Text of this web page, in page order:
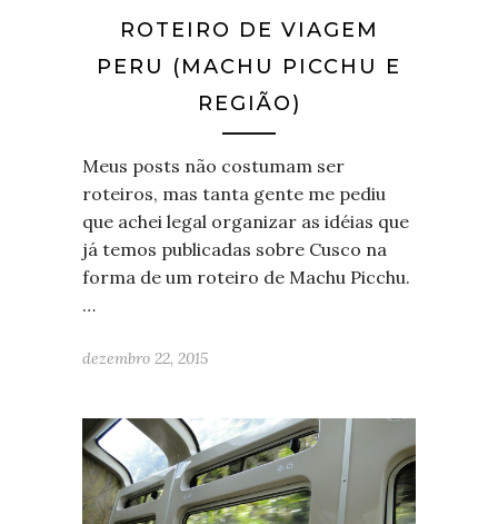
ROTEIRO DE VIAGEM
PERU (MACHU PICCHU E
REGIÃO)
Meus posts não costumam ser
roteiros, mas tanta gente me pediu
que achei legal organizar as idéias que
já temos publicadas sobre Cusco na
forma de um roteiro de Machu Picchu.
…
dezembro 22, 2015